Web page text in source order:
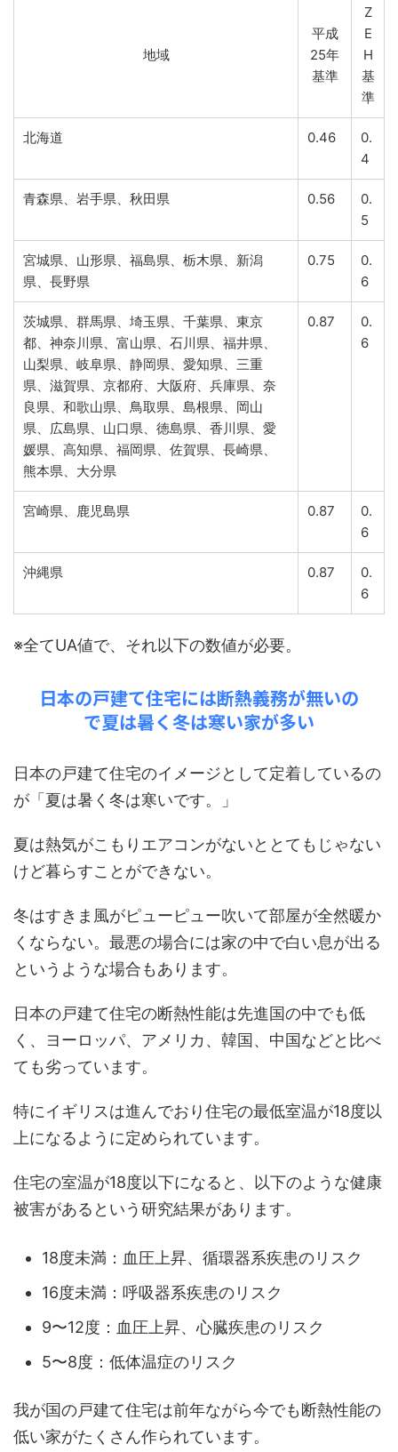
地域
平成
25年
基準
Z
E
H
基
準
北海道 0.46
0.
4
青森県、岩手県、秋田県 0.56
0.
5
宮城県、山形県、福島県、栃木県、新潟
県、長野県
0.75
0.
6
茨城県、群馬県、埼玉県、千葉県、東京
都、神奈川県、富山県、石川県、福井県、
山梨県、岐阜県、静岡県、愛知県、三重
県、滋賀県、京都府、大阪府、兵庫県、奈
良県、和歌山県、鳥取県、島根県、岡山
県、広島県、山口県、徳島県、香川県、愛
媛県、高知県、福岡県、佐賀県、長崎県、
熊本県、大分県
0.87
0.
6
宮崎県、鹿児島県 0.87
0.
6
沖縄県 0.87
0.
6
※全てUA値で、それ以下の数値が必要。
日本の戸建て住宅には断熱義務が無いの
で夏は暑く冬は寒い家が多い
日本の戸建て住宅のイメージとして定着しているの
が「夏は暑く冬は寒いです。」
夏は熱気がこもりエアコンがないととてもじゃない
けど暮らすことができない。
冬はすきま風がピューピュー吹いて部屋が全然暖か
くならない。最悪の場合には家の中で白い息が出る
というような場合もあります。
日本の戸建て住宅の断熱性能は先進国の中でも低
く、ヨーロッパ、アメリカ、韓国、中国などと比べ
ても劣っています。
特にイギリスは進んでおり住宅の最低室温が18度以
上になるように定められています。
住宅の室温が18度以下になると、以下のような健康
被害があるという研究結果があります。
18度未満：血圧上昇、循環器系疾患のリスク
16度未満：呼吸器系疾患のリスク
9〜12度：血圧上昇、心臓疾患のリスク
5〜8度：低体温症のリスク
我が国の戸建て住宅は前年ながら今でも断熱性能の
低い家がたくさん作られています。